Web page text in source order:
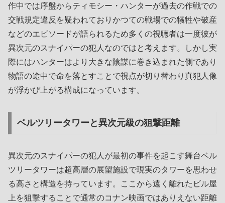
作中では序盤からティモシー・ハンターが過去の作戦での
交戦規定違反を疑われておりかつての戦場での犠牲や破産
などのエピソードが語られるため多くの視聴者は一度彼が
異次元のスナイパーの犯人なのではと考えます。しかし実
際にはハンターはより大きな陰謀に巻き込まれた側であり
物語の途中で命を落とすことで視点が切り替わり真犯人像
が浮かび上がる構成になっています。
ベルツリータワーと異次元級の狙撃距離
異次元のスナイパーの犯人が最初の事件を起こす舞台ベル
ツリータワーは超高層の展望施設で現実のタワーを思わせ
る高さと構造を持っています。ここから遠く離れたビル屋
上を狙撃することで通常のコナン映画ではありえない距離